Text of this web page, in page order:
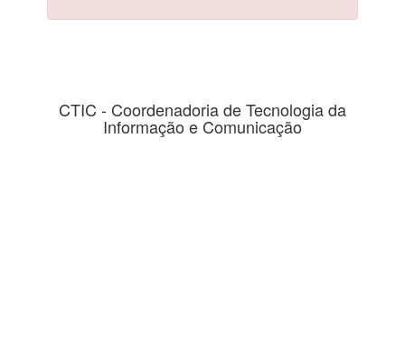
CTIC - Coordenadoria de Tecnologia da
Informação e Comunicação